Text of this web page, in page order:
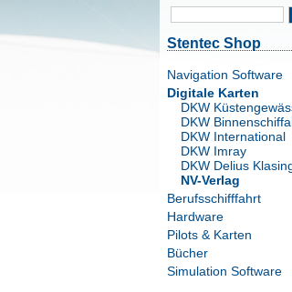
Stentec Shop
Navigation Software
Digitale Karten
DKW
DKW
DKW International
DKW Imray
DKW Delius
NV-Verlag
Berufsschifffahrt
Hardware
Pilots & Karten
Bücher
Simulation Software